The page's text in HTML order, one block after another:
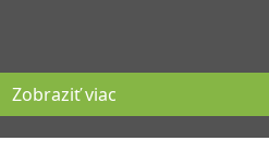
Zobraziť viac